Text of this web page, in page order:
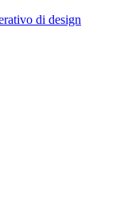
di design